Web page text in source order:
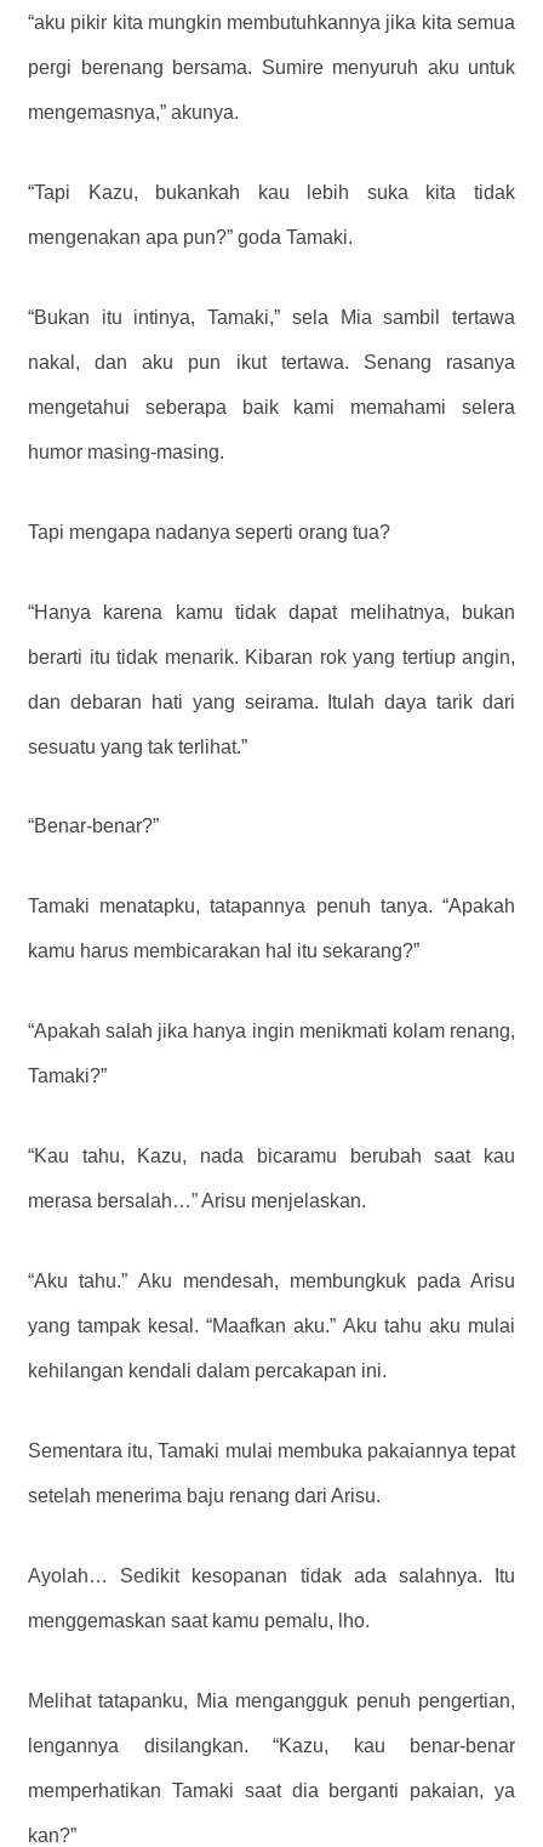
“aku pikir kita mungkin membutuhkannya jika kita semua
pergi berenang bersama. Sumire menyuruh aku untuk
mengemasnya,” akunya.
“Tapi Kazu, bukankah kau lebih suka kita tidak
mengenakan apa pun?” goda Tamaki.
“Bukan itu intinya, Tamaki,” sela Mia sambil tertawa
nakal, dan aku pun ikut tertawa. Senang rasanya
mengetahui seberapa baik kami memahami selera
humor masing-masing.
Tapi mengapa nadanya seperti orang tua?
“Hanya karena kamu tidak dapat melihatnya, bukan
berarti itu tidak menarik. Kibaran rok yang tertiup angin,
dan debaran hati yang seirama. Itulah daya tarik dari
sesuatu yang tak terlihat.”
“Benar-benar?”
Tamaki menatapku, tatapannya penuh tanya. “Apakah
kamu harus membicarakan hal itu sekarang?”
“Apakah salah jika hanya ingin menikmati kolam renang,
Tamaki?”
“Kau tahu, Kazu, nada bicaramu berubah saat kau
merasa bersalah…” Arisu menjelaskan.
“Aku tahu.” Aku mendesah, membungkuk pada Arisu
yang tampak kesal. “Maafkan aku.” Aku tahu aku mulai
kehilangan kendali dalam percakapan ini.
Sementara itu, Tamaki mulai membuka pakaiannya tepat
setelah menerima baju renang dari Arisu.
Ayolah… Sedikit kesopanan tidak ada salahnya. Itu
menggemaskan saat kamu pemalu, lho.
Melihat tatapanku, Mia mengangguk penuh pengertian,
lengannya disilangkan. “Kazu, kau benar-benar
memperhatikan Tamaki saat dia berganti pakaian, ya
kan?”